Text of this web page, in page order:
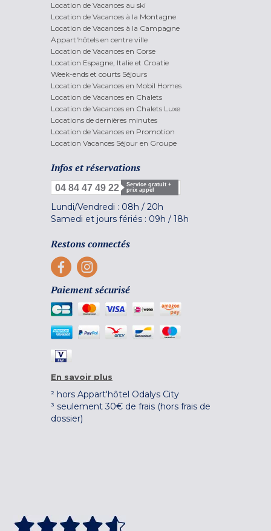
Location de Vacances au ski
Location de Vacances à la Montagne
Location de Vacances à la Campagne
Appart'hôtels en centre ville
Location de Vacances en Corse
Location Espagne, Italie et Croatie
Week-ends et courts Séjours
Location de Vacances en Mobil Homes
Location de Vacances en Chalets
Location de Vacances en Chalets Luxe
Locations de dernières minutes
Location de Vacances en Promotion
Location Vacances Séjour en Groupe
Infos et réservations
04 84 47 49 22
Service gratuit +
prix appel
Lundi/Vendredi : 08h / 20h
Samedi et jours fériés : 09h / 18h
Restons connectés
Paiement sécurisé
En savoir plus
² hors Appart'hôtel Odalys City
³ seulement 30€ de frais (hors frais de
dossier)